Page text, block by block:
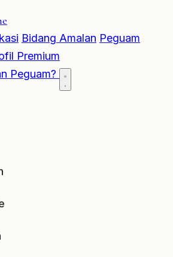
Bidang Amalan Peguam
Premium
Peguam?